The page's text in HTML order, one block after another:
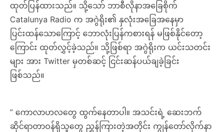
ထုတ်ပြန်ထားသည်။ သို့သော် ဘာစီလိုနာအခြေစိုက်
Catalunya Radio က အဂွဲရိုး၏ နှလုံးအခြေအနေမှာ
ပြင်းထန်သောကြောင့် ဘောလုံးပြန်ကစားရန် မဖြစ်နိုင်တော့
ကြောင်း ထုတ်လွှင့်ခဲ့သည်။ သို့ဖြစ်ရာ အဂွဲရိုးက ယင်းသတင်း
များ အား Twitter မှတစ်ဆင့် ငြင်းဆန်ပယ်ချခဲ့ခြင်း
ဖြစ်သည်။
” ကောလာဟလတွေ ထွက်နေတာပါ။ အသင်းရဲ့ ဆေးဘက်
ဆိုင်ရာတာဝန်ရှိသူတွေ ညွှန်ကြားတဲ့အတိုင်း ကျွန်တော်လိုက်နာ